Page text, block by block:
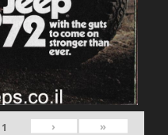
«
‹
1